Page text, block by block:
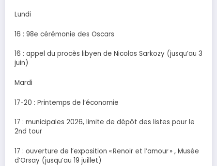
Lundi
16 : 98e cérémonie des Oscars
16 : appel du procès libyen de Nicolas Sarkozy (jusqu’au 3
juin)
Mardi
17-20 : Printemps de l’économie
17 : municipales 2026, limite de dépôt des listes pour le
2nd tour
17 : ouverture de l’exposition « Renoir et l’amour » , Musée
d’Orsay (jusqu’au 19 juillet)